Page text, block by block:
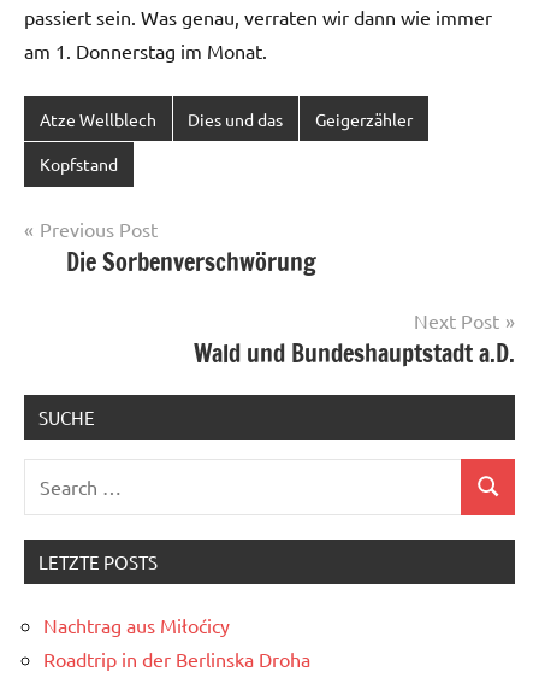
passiert sein. Was genau, verraten wir dann wie immer
am 1. Donnerstag im Monat.
Atze Wellblech Dies und das Geigerzähler
Kopfstand
Post
navigation
Previous Post
Die Sorbenverschwörung
Next Post
Wald und Bundeshauptstadt a.D.
SUCHE
Search
LETZTE POSTS
Nachtrag aus Miłoćicy
Roadtrip in der Berlinska Droha